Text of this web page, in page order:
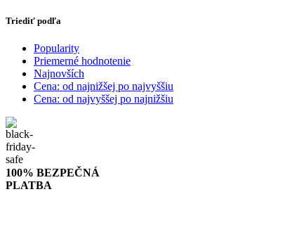
Triediť podľa
Popularity
Priemerné hodnotenie
Najnovších
Cena: od najnižšej po najvyššiu
Cena: od najvyššej po najnižšiu
100% BEZPEČNÁ
PLATBA